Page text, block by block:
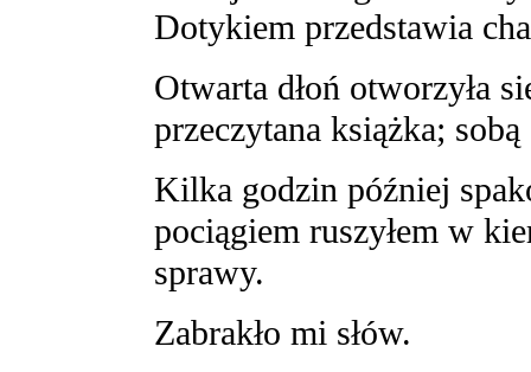
Dotykiem przedstawia
Otwarta dłoń otworzyła
przeczytana książka;
Kilka godzin później
pociągiem ruszyłem w
sprawy.
Zabrakło mi słów.